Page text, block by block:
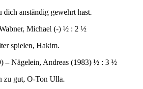
dich anständig gewehrt hast.
Michael (-) ½ : 2 ½
spielen, Hakim.
– Nägelein, Andreas (1983) ½ : 3 ½
zu gut, O-Ton Ulla.